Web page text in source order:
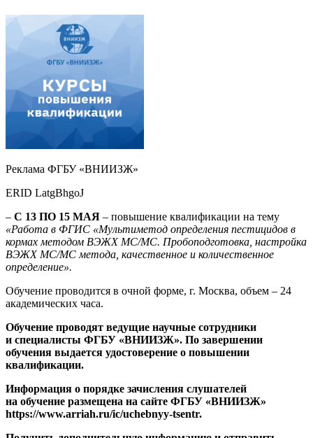
Реклама ФГБУ «ВНИИЗЖ»
ERID LatgBhgoJ
– С 13 ПО 15 МАЯ – повышение квалификации на тему
«Работа в ФГИС «Мультиметод определения пестицидов в
кормах методом ВЭЖХ МС/МС. Пробоподготовка, настройка
ВЭЖХ МС/МС метода, качественное и количественное
определение».
Обучение проводится в очной форме, г. Москва, объем – 24
академических часа.
Обучение проводят ведущие научные сотрудники
и специалисты ФГБУ «ВНИИЗЖ». По завершении
обучения выдается удостоверение о повышении
квалификации.
Информация о порядке зачисления слушателей
на обучение размещена на сайте ФГБУ «ВНИИЗЖ»
https://www.arriah.ru/ic/uchebnyy-tsentr.